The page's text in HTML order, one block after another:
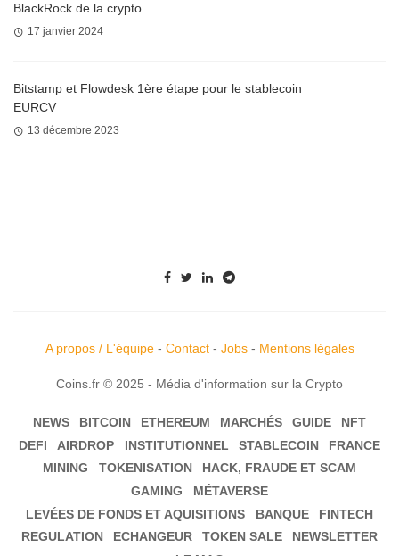
BlackRock de la crypto
17 janvier 2024
Bitstamp et Flowdesk 1ère étape pour le stablecoin
EURCV
13 décembre 2023
A propos / L'équipe- Contact- Jobs- Mentions légales
Coins.fr © 2025 - Média d'information sur la Crypto
NEWS BITCOIN ETHEREUM MARCHÉS GUIDE
NFT
DEFI
AIRDROP INSTITUTIONNEL STABLECOIN
FRANCE
MINING
TOKENISATION
HACK, FRAUDE ET SCAM
GAMING
MÉTAVERSE
LEVÉES DE FONDS ET AQUISITIONS
BANQUE
FINTECH
REGULATION
ECHANGEUR TOKEN SALE
NEWSLETTER